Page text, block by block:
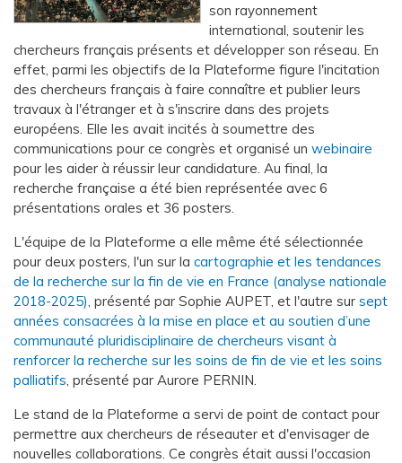
son rayonnement
international, soutenir les
chercheurs français présents et développer son réseau. En
effet, parmi les objectifs de la Plateforme figure l'incitation
des chercheurs français à faire connaître et publier leurs
travaux à l'étranger et à s'inscrire dans des projets
européens. Elle les avait incités à soumettre des
communications pour ce congrès et organisé un webinaire
pour les aider à réussir leur candidature. Au final, la
recherche française a été bien représentée avec 6
présentations orales et 36 posters.
L'équipe de la Plateforme a elle même été sélectionnée
pour deux posters, l'un sur la cartographie et les tendances
de la recherche sur la fin de vie en France (analyse nationale
2018-2025) , présenté par Sophie AUPET, et l'autre sur sept
années consacrées à la mise en place et au soutien d’une
communauté pluridisciplinaire de chercheurs visant à
renforcer la recherche sur les soins de fin de vie et les soins
palliatifs , présenté par Aurore PERNIN.
Le stand de la Plateforme a servi de point de contact pour
permettre aux chercheurs de réseauter et d'envisager de
nouvelles collaborations. Ce congrès était aussi l'occasion